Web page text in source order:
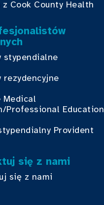
z Cook County Health
stypendialne
rezydencyjne
Medical
Professional Education
Provident
się z nami
się z nami